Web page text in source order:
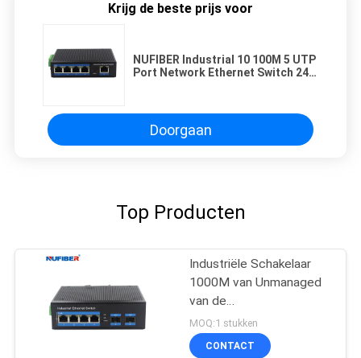
Krijg de beste prijs voor
NUFIBER Industrial 10 100M 5 UTP
Port Network Ethernet Switch 24V
Doorgaan
Top Producten
Industriële Schakelaar
1000M van Unmanaged
van de
bliksembescherming Din
Rail Ethernet-Schakelaar
MOQ:1 stukken
CONTACT